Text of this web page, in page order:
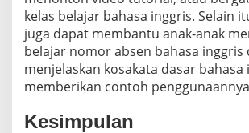
kelas belajar bahasa inggris. Selain
juga dapat membantu anak-anak
belajar nomor absen bahasa inggris
menjelaskan kosakata dasar bahasa
memberikan contoh
Kesimpulan